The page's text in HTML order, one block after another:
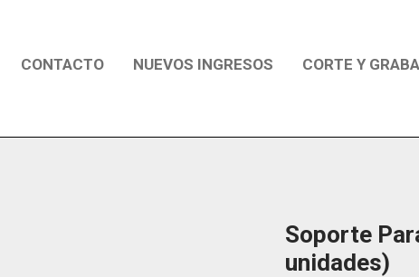
CONTACTO NUEVOS INGRESOS CORTE Y
Soporte
unidades)